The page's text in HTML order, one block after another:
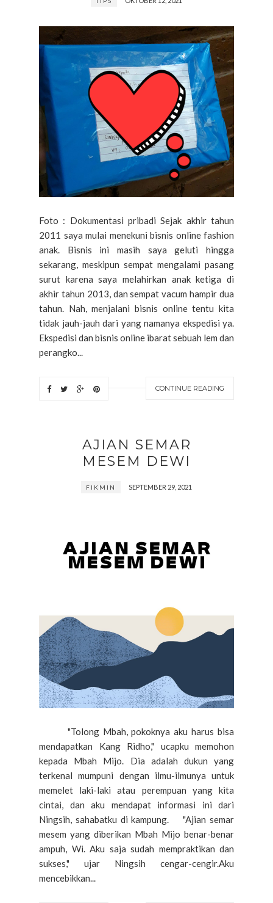
Foto : Dokumentasi pribadi Sejak akhir tahun
2011 saya mulai menekuni bisnis online fashion
anak. Bisnis ini masih saya geluti hingga
sekarang, meskipun sempat mengalami pasang
surut karena saya melahirkan anak ketiga di
akhir tahun 2013, dan sempat vacum hampir dua
tahun. Nah, menjalani bisnis online tentu kita
tidak jauh-jauh dari yang namanya ekspedisi ya.
Ekspedisi dan bisnis online ibarat sebuah lem dan
perangko...
CONTINUE READING
AJIAN SEMAR
MESEM DEWI
FIKMIN SEPTEMBER 29, 2021
"Tolong Mbah, pokoknya aku harus bisa
mendapatkan Kang Ridho," ucapku memohon
kepada Mbah Mijo. Dia adalah dukun yang
terkenal mumpuni dengan ilmu-ilmunya untuk
memelet laki-laki atau perempuan yang kita
cintai, dan aku mendapat informasi ini dari
Ningsih, sahabatku di kampung. "Ajian semar
mesem yang diberikan Mbah Mijo benar-benar
ampuh, Wi. Aku saja sudah mempraktikan dan
sukses," ujar Ningsih cengar-cengir.Aku
mencebikkan...